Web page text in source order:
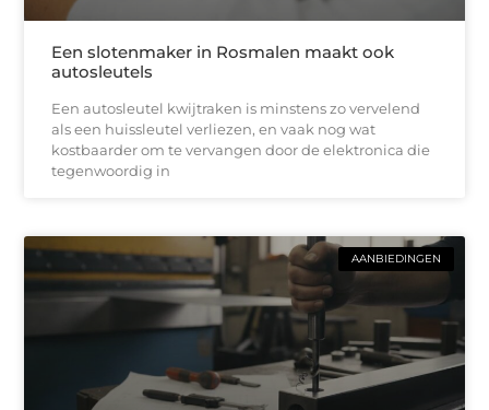
Een slotenmaker in Rosmalen maakt ook
autosleutels
Een autosleutel kwijtraken is minstens zo vervelend
als een huissleutel verliezen, en vaak nog wat
kostbaarder om te vervangen door de elektronica die
tegenwoordig in
AANBIEDINGEN